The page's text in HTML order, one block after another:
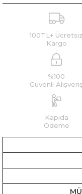
100TL+ Ücretsiz
Kargo
%100
Güvenli Alışveriş
Kapıda
Ödeme